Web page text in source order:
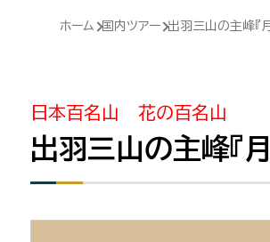
ホーム 国内ツアー 出羽三山の主峰
日本百名山 花の百名山
出羽三山の主峰